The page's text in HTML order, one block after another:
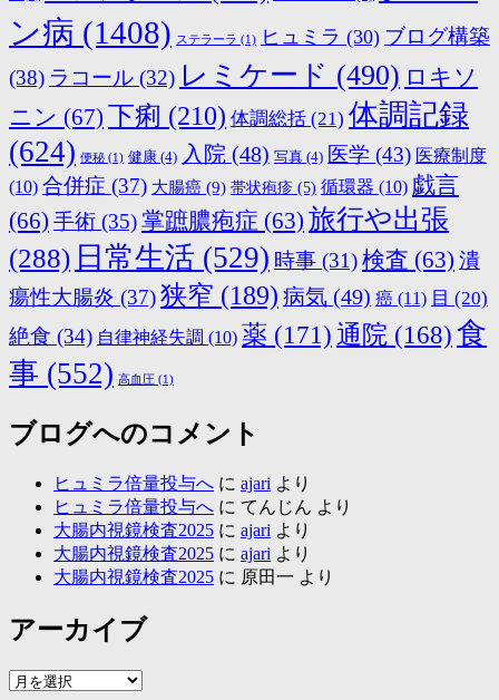
ン病 (1408) ステラーラ (1) ヒュミラ (30) ブログ構築
(38) ラコール (32) レミケード (490) ロキソ
ニン (67) 下痢 (210) 体調総括 (21) 体調記録
(624) 便秘 (1) 健康 (4) 入院 (48) 写真 (4) 医学 (43) 医療制度
(10) 合併症 (37) 大腸癌 (9) 帯状疱疹 (5) 循環器 (10) 戯言
(66) 手術 (35)掌蹠膿疱症 (63) 旅行や出張
(288) 日常生活 (529) 時事 (31)検査 (63) 潰
瘍性大腸炎 (37)狭窄 (189) 病気 (49) 癌 (11) 目 (20)
絶食 (34) 自律神経失調 (10) 薬 (171)通院 (168)食
事 (552) 高血圧 (1)
ブログへのコメント
ヒュミラ倍量投与へ に ajari より
ヒュミラ倍量投与へ に てんじん より
大腸内視鏡検査2025 に ajari より
大腸内視鏡検査2025 に ajari より
大腸内視鏡検査2025 に 原田一 より
アーカイブ
ア